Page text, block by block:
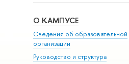
О КАМПУСЕ
Сведения об образовательной
организации
Руководство и структура